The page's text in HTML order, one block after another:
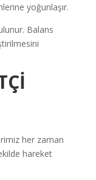
yoğunlaşır.
Balans
her zaman
hareket